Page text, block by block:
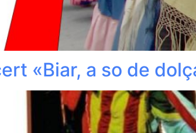
«Biar, a so de